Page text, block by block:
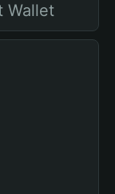
Wallet